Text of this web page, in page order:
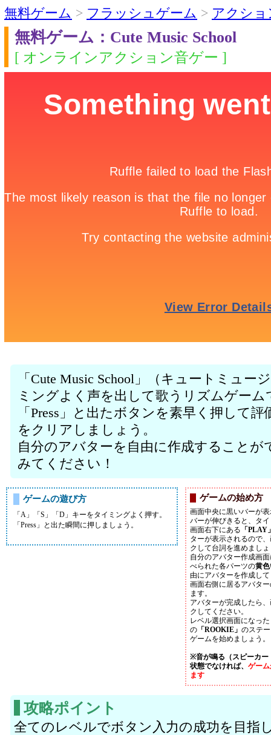
無料ゲーム > フラッシュゲーム > アクショ
無料ゲーム：Cute Music School
[ オンラインアクション音ゲー ]
「Cute Music School」（キュートミュ
ミングよく声を出して歌うリズムゲーム
「Press」と出たボタンを素早く押して
をクリアしましょう。
自分のアバターを自由に作成すること
みてください！
ゲームの遊び方
「A」「S」「D」キーをタイミングよく押す。
「Press」と出た瞬間に押しましょう。
ゲームの始め方
画面中央に黒いバーが
バーが伸びきると、タ
画面右下にある 「PLAY
ターが表示されるので
クして台詞を進めまし
自分のアバター作成画
べられた各パーツの黄
由にアバターを作成し
画面右側に居るアバタ
ます。
アバターが完成したら
クしてください。
レベル選択画面になっ
の 「ROOKIE」 のステ
ゲームを始めましょう。
※音が鳴る（スピーカー
状態でなければ、 ゲー
ます
攻略ポイント
全てのレベルでボタン入力の成功を目指